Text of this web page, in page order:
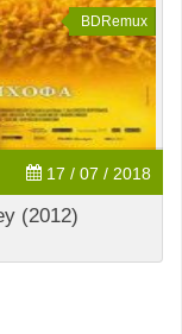
BDRemux
17 / 07 / 2018
(2012)